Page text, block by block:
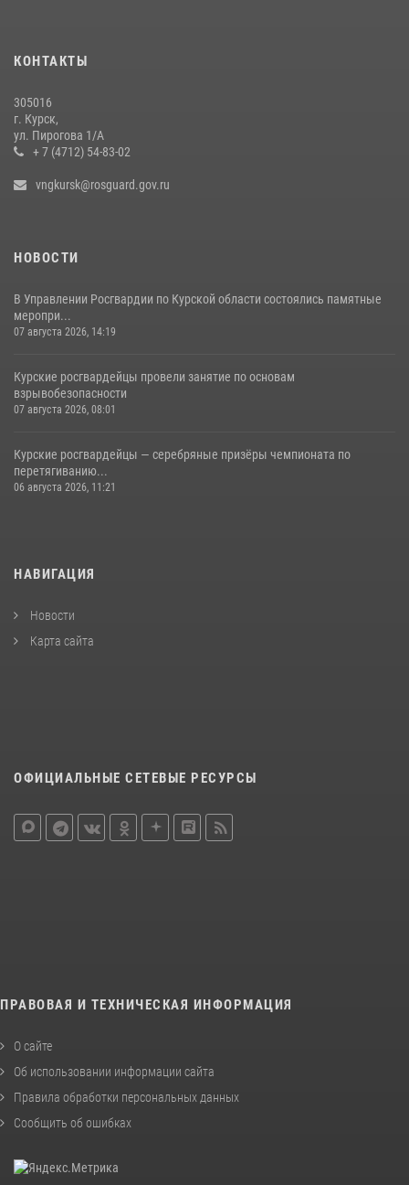
09 июля 2026, 11:04
КОНТАКТЫ
305016
г. Курск,
ул. Пирогова 1/А
+ 7 (4712) 54-83-02
vngkursk@rosguard.gov.ru
НОВОСТИ
В Управлении Росгвардии по Курской области состоялись памятные
меропри...
07 августа 2026, 14:19
Курские росгвардейцы провели занятие по основам
взрывобезопасности
07 августа 2026, 08:01
Курские росгвардейцы — серебряные призёры чемпионата по
перетягиванию...
06 августа 2026, 11:21
НАВИГАЦИЯ
Новости
Карта сайта
ОФИЦИАЛЬНЫЕ СЕТЕВЫЕ РЕСУРСЫ
ПРАВОВАЯ И ТЕХНИЧЕСКАЯ ИНФОРМАЦИЯ
О сайте
Об использовании информации сайта
Правила обработки персональных данных
Сообщить об ошибках